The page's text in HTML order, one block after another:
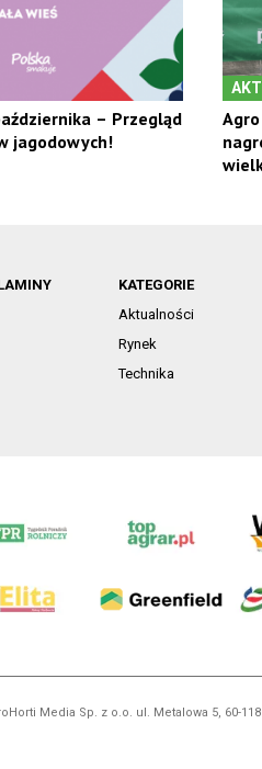
– Przegląd
jagodowych!
KATEGORIE
Aktualności
Rynek
Technika
Media Sp. z o.o. ul. Metalowa 5, 60-